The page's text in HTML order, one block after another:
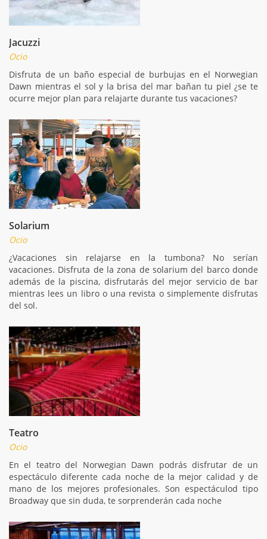
Jacuzzi
Ocio
Disfruta de un baño especial de burbujas en el Norwegian
Dawn mientras el sol y la brisa del mar bañan tu piel ¿se te
ocurre mejor plan para relajarte durante tus vacaciones?
Solarium
Ocio
¿Vacaciones sin relajarse en la tumbona? No serían
vacaciones. Disfruta de la zona de solarium del barco donde
además de la piscina, disfrutarás del mejor servicio de bar
mientras lees un libro o una revista o simplemente disfrutas
del sol.
Teatro
Ocio
En el teatro del Norwegian Dawn podrás disfrutar de un
espectáculo diferente cada noche de la mejor calidad y de
mano de los mejores profesionales. Son espectáculod tipo
Broadway que sin duda, te sorprenderán cada noche